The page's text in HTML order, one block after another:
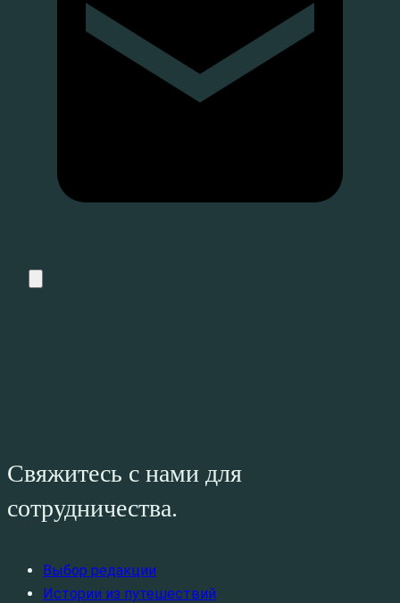
Свяжитесь с нами для
сотрудничества.
Выбор редакции
Истории из путешествий